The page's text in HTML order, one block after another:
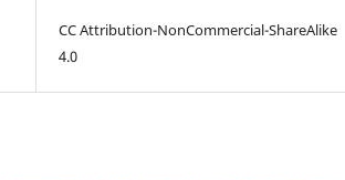
CC Attribution-NonCommercial-ShareAlike
4.0